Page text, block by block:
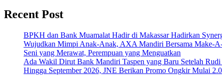
Recent Post
BPKH dan Bank Muamalat Hadir di Makassar Hadirkan
Wujudkan Mimpi Anak-Anak, AXA Mandiri Bersama Make-
Seni yang Merawat, Perempuan yang Menguatkan
Ada Wakil Dirut Bank Mandiri Taspen yang Baru Setelah
Hingga September 2026, JNE Berikan Promo Ongkir Mulai